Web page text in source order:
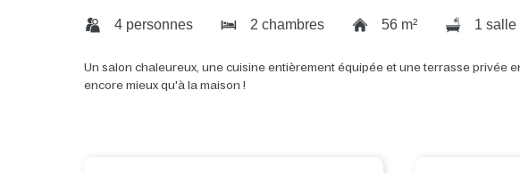
4 personnes 2 chambres 56 m² 1 salle
Un salon chaleureux, une cuisine entièrement équipée et une terrasse privée
encore mieux qu'à la maison !